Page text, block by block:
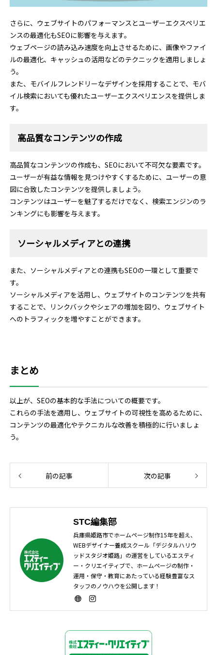
さらに、ウェブサイトのパフォーマンスとユーザーエクスペリエ
ンスの最適化もSEOに影響を与えます。
ウェブページの読み込み速度を向上させるために、画像やファイ
ルの最適化、キャッシュの活用などのテクニックを適用しましょ
う。
また、モバイルフレンドリーなデザインを採用することで、モバ
イル検索においても優れたユーザーエクスペリエンスを提供しま
す。
高品質なコンテンツの作成
高品質なコンテンツの作成も、SEOにおいて不可欠な要素です。
ユーザーが有益な情報を見つけやすくするために、ユーザーの意
図に合致したコンテンツを提供しましょう。
コンテンツはユーザーを魅了するだけでなく、検索エンジンのラ
ンキングにも影響を与えます。
ソーシャルメディアとの連携
また、ソーシャルメディアとの連携もSEOの一環として重要で
す。
ソーシャルメディアを活用し、ウェブサイトのコンテンツを共有
することで、リンクバックやシェアの増加を図り、ウェブサイト
へのトラフィックを増やすことができます。
まとめ
以上が、SEOの基本的な手法についての概要です。
これらの手法を適用し、ウェブサイトの可視性を高めるために、
コンテンツの最適化やテクニカルな改善を積極的に行いましょ
う。
前の記事 次の記事
STC編集部
兵庫県姫路市でホームページ制作15年を超え、
WEBデザイナー養成スクール「デジタルハリウ
ッドスタジオ姫路」の運営をしているエスティ
ー・クリエイティブで、ホームページの制作・
運用・保守・教育にあたっている経験豊富なス
タッフのノウハウを公開します！